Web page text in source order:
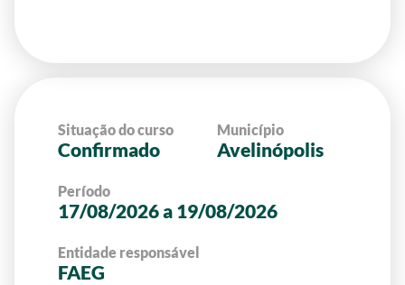
Situação do curso
Confirmado
Município
Avelinópolis
Período
17/08/2026 a 19/08/2026
Entidade responsável
FAEG